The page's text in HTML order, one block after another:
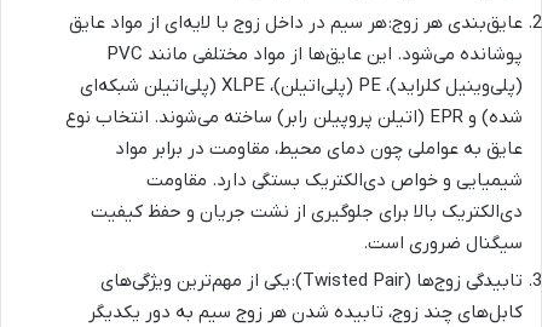
عایق‌بندی هر زوج: هر سیم در داخل زوج با لایه‌ای از مواد عایق
پوشانده می‌شود. این عایق‌ها از مواد مختلفی مانند PVC
(پلی‌وینیل کلراید)، PE (پلی‌اتیلن)، XLPE (پلی‌اتیلن شبکه‌ای
شده) و EPR (اتیلن پروپیلن رابر) ساخته می‌شوند. انتخاب نوع
عایق به عواملی چون دمای محیط، مقاومت در برابر مواد
شیمیایی و خواص دی‌الکتریک بستگی دارد. مقاومت
دی‌الکتریک بالا برای جلوگیری از نشت جریان و حفظ کیفیت
سیگنال ضروری است.
تابیدگی زوج‌ها (Twisted Pair): یکی از مهم‌ترین ویژگی‌های
کابل‌های چند زوج، تابیده شدن هر زوج سیم به دور یکدیگر